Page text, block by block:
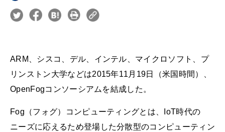
ARM、シスコ、デル、インテル、マイクロソフト、プ
リンストン大学などは2015年11月19日（米国時間）、
OpenFogコンソーシアムを結成した。
Fog（フォグ）コンピューティングとは、IoT時代の
ニーズに応えるため登場した分散型のコンピューティン